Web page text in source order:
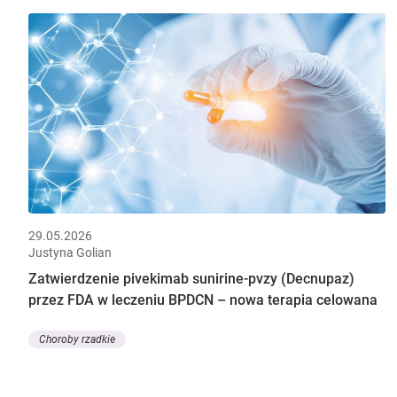
29.05.2026
Justyna Golian
Zatwierdzenie pivekimab sunirine-pvzy (Decnupaz)
przez FDA w leczeniu BPDCN – nowa terapia celowana
Choroby rzadkie